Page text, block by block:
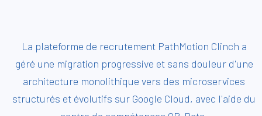
La plateforme de recrutement PathMotion Clinch a
géré une migration progressive et sans douleur d'une
architecture monolithique vers des microservices
structurés et évolutifs sur Google Cloud, avec l'aide du